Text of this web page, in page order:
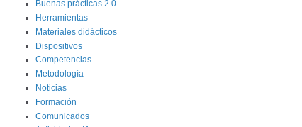
Buenas prácticas 2.0
Herramientas
Materiales didácticos
Dispositivos
Competencias
Metodología
Noticias
Formación
Comunicados